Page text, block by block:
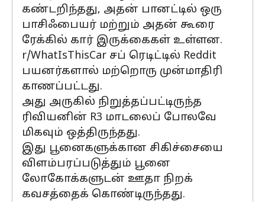
கண்டறிந்தது, அதன் பானட்டில் ஒரு
பாசிஃபையர் மற்றும் அதன் கூரை
ரேக்கில் கார் இருக்கைகள் உள்ளன.
r/WhatIsThisCar சப் ரெடிட்டில் Reddit
பயனர்களால் மற்றொரு முன்மாதிரி
காணப்பட்டது.
அது அருகில் நிறுத்தப்பட்டிருந்த
ரிவியனின் R3 மாடலைப் போலவே
மிகவும் ஒத்திருந்தது.
இது பூனைகளுக்கான சிகிச்சையை
விளம்பரப்படுத்தும் பூனை
லோகோக்களுடன் ஊதா நிறக்
கவசத்தைக் கொண்டிருந்தது.